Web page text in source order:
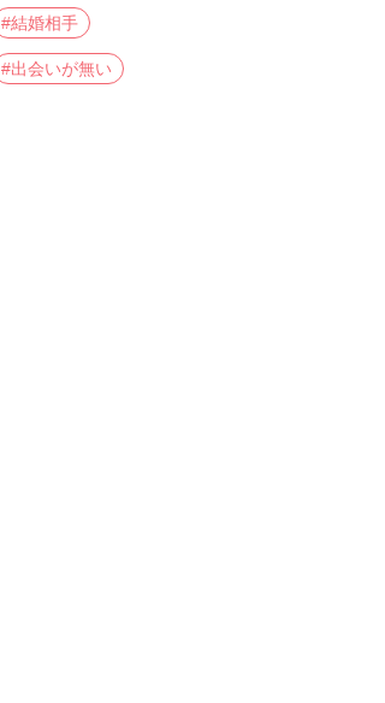
#結婚相手
#出会いが無い